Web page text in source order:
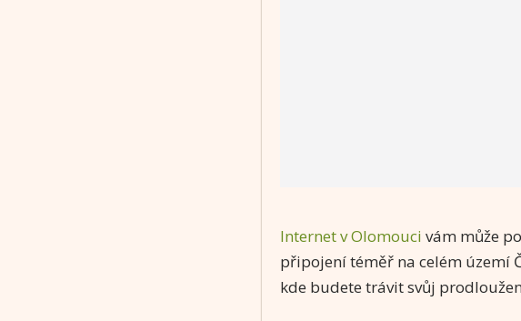
Internet v Olomouci vám může
připojení téměř na celém území
kde budete trávit svůj